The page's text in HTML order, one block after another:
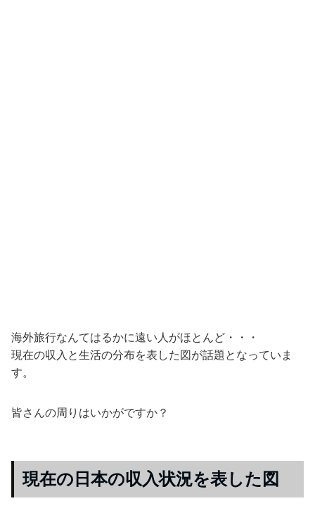
海外旅行なんてはるかに遠い人がほとんど・・・
現在の収入と生活の分布を表した図が話題となっていま
す。
皆さんの周りはいかがですか？
現在の日本の収入状況を表した図